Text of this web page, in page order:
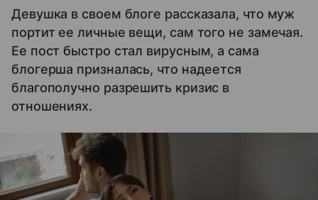
Девушка в своем блоге рассказала, что муж
портит ее личные вещи, сам того не замечая.
Ее пост быстро стал вирусным, а сама
блогерша призналась, что надеется
благополучно разрешить кризис в
отношениях.